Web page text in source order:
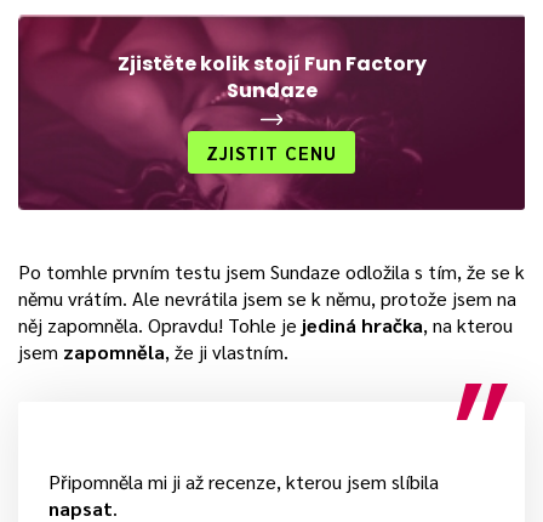
Zjistěte kolik stojí Fun Factory
Sundaze
ZJISTIT CENU
Po tomhle prvním testu jsem Sundaze odložila s tím, že se k
němu vrátím. Ale nevrátila jsem se k němu, protože jsem na
něj zapomněla. Opravdu! Tohle je jediná hračka, na kterou
jsem zapomněla, že ji vlastním.
Připomněla mi ji až recenze, kterou jsem slíbila
napsat.